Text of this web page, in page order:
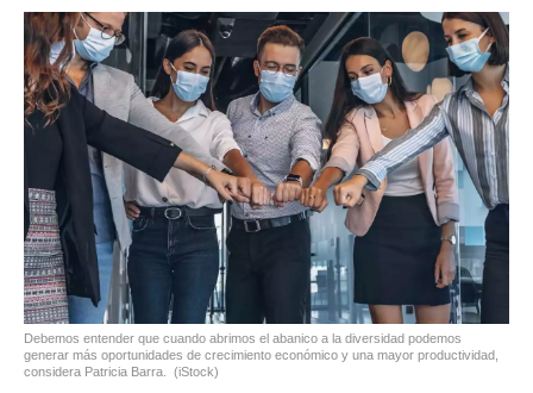
Debemos entender que cuando abrimos el abanico a la diversidad podemos
generar más oportunidades de crecimiento económico y una mayor productividad,
considera Patricia Barra.
(iStock)